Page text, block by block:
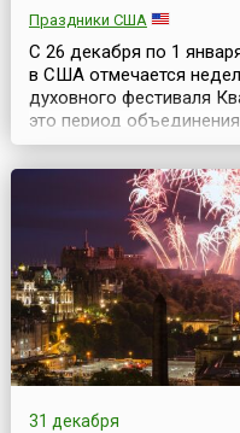
Праздники США
С 26 декабря по 1
в США отмечается
духовного фестиваля
это период
раз неделя Кванза
1 января 1967 года.В
Рождества, афро-
собираются за большим
31 декабря